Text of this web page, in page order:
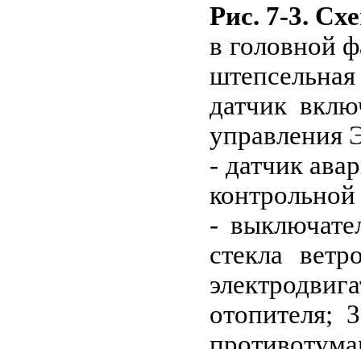
Рис. 7-3.
в головной
датчик
управления
- датчик
-
стекла
отопителя;